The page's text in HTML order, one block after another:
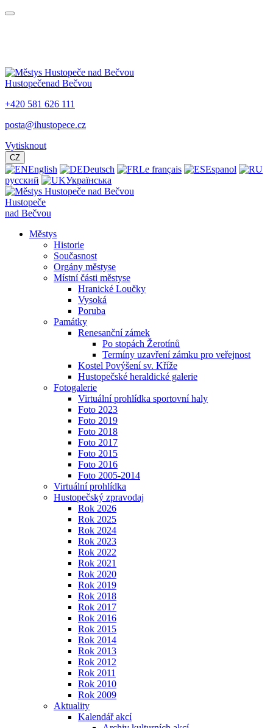
Hustopečenad Bečvou
+420 581 626 111
posta@ihustopece.cz
Vytisknout
CZ
English Deutsch Le français
Espanol
русский
Українська
Hustopeče
nad Bečvou
Městys
Historie
Současnost
Orgány městyse
Místní části městyse
Hranické Loučky
Vysoká
Poruba
Památky
Renesanční zámek
Po stopách Žerotínů
Termíny uzavření zámku pro veřejnost
Kostel Povýšení sv. Kříže
Hustopečské heraldické galerie
Fotogalerie
Virtuální prohlídka sportovní haly
Foto 2023
Foto 2019
Foto 2018
Foto 2017
Foto 2015
Foto 2016
Foto 2005-2014
Virtuální prohlídka
Hustopečský zpravodaj
Rok 2026
Rok 2025
Rok 2024
Rok 2023
Rok 2022
Rok 2021
Rok 2020
Rok 2019
Rok 2018
Rok 2017
Rok 2016
Rok 2015
Rok 2014
Rok 2013
Rok 2012
Rok 2011
Rok 2010
Rok 2009
Aktuality
Kalendář akcí